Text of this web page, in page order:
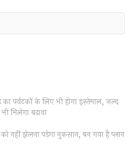
पर्यटकों के लिए भी होगा इस्तेमाल, जल्द
मिलेगा बढ़ावा
को नहीं झेलना पड़ेगा नुकसान, बन गया है प्लान